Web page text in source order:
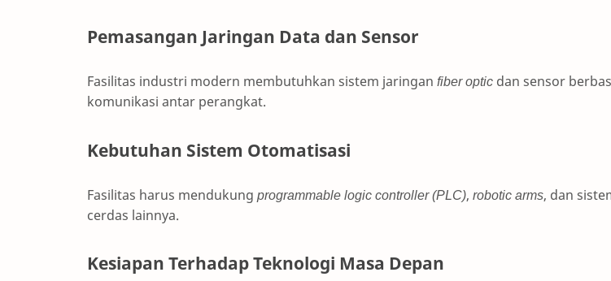
Pemasangan Jaringan Data dan Sensor
Fasilitas industri modern membutuhkan sistem jaringan fiber optic dan sensor
komunikasi antar perangkat.
Kebutuhan Sistem Otomatisasi
Fasilitas harus mendukung programmable logic controller (PLC), robotic arms, dan
cerdas lainnya.
Kesiapan Terhadap Teknologi Masa Depan